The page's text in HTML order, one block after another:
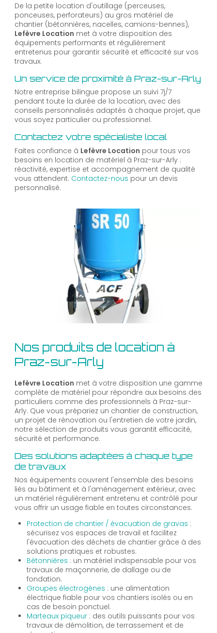
De la petite location d'outillage (perceuses,
ponceuses, perforateurs) au gros matériel de
chantier (bétonnières, nacelles, camions-bennes),
Lefèvre Location met à votre disposition des
équipements performants et régulièrement
entretenus pour garantir sécurité et efficacité sur vos
travaux.
Un service de proximité à Praz-sur-Arly
Notre entreprise bilingue propose un suivi 7j/7
pendant toute la durée de la location, avec des
conseils personnalisés adaptés à chaque projet, que
vous soyez particulier ou professionnel.
Contactez votre spécialiste local
Faites confiance à Lefèvre Location pour tous vos
besoins en location de matériel à Praz-sur-Arly :
réactivité, expertise et accompagnement de qualité
vous attendent. Contactez-nous pour un devis
personnalisé.
Nos produits de location à
Praz-sur-Arly
Lefèvre Location met à votre disposition une gamme
complète de matériel pour répondre aux besoins des
particuliers comme des professionnels à Praz-sur-
Arly. Que vous prépariez un chantier de construction,
un projet de rénovation ou l'entretien de votre jardin,
notre sélection de produits vous garantit efficacité,
sécurité et performance.
Des solutions adaptées à chaque type
de travaux
Nos équipements couvrent l'ensemble des besoins
liés au bâtiment et à l'aménagement extérieur, avec
un matériel régulièrement entretenu et contrôlé pour
vous offrir un usage fiable en toutes circonstances.
Protection de chantier / évacuation de gravas :
sécurisez vos espaces de travail et facilitez
l'évacuation des déchets de chantier grâce à des
solutions pratiques et robustes.
Bétonnières : un matériel indispensable pour vos
travaux de maçonnerie, de dallage ou de
fondation.
Groupes électrogènes : une alimentation
électrique fiable pour vos chantiers isolés ou en
cas de besoin ponctuel.
Marteaux piqueur : des outils puissants pour vos
travaux de démolition, de terrassement et de